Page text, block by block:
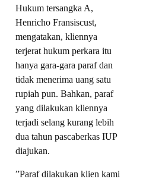
Hukum tersangka A,
Henricho Fransiscust,
mengatakan, kliennya
terjerat hukum perkara itu
hanya gara-gara paraf dan
tidak menerima uang satu
rupiah pun. Bahkan, paraf
yang dilakukan kliennya
terjadi selang kurang lebih
dua tahun pascaberkas IUP
diajukan.
”Paraf dilakukan klien kami